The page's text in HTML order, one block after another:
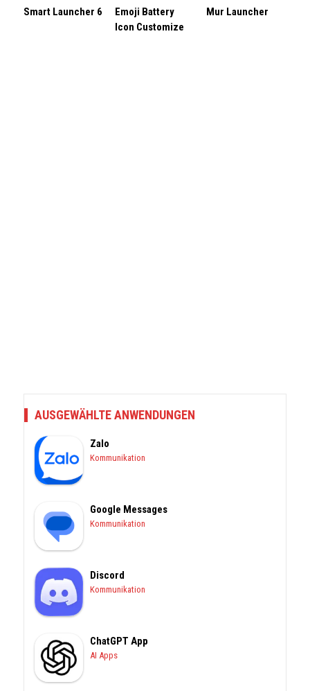
Smart Launcher 6
Emoji Battery
Icon Customize
Mur Launcher
AUSGEWÄHLTE ANWENDUNGEN
Zalo
Kommunikation
Google Messages
Kommunikation
Discord
Kommunikation
ChatGPT App
AI Apps